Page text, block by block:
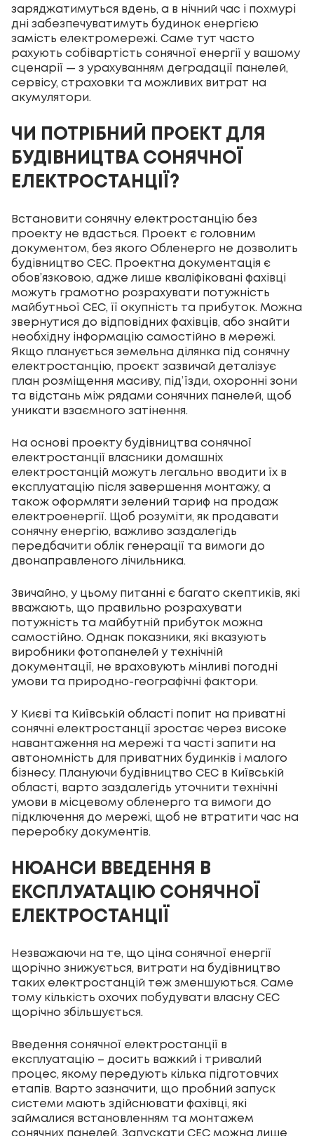
заряджатимуться вдень, а в нічний час і похмурі
дні забезпечуватимуть будинок енергією
замість електромережі. Саме тут часто
рахують собівартість сонячної енергії у вашому
сценарії — з урахуванням деградації панелей,
сервісу, страховки та можливих витрат на
акумулятори.
ЧИ ПОТРІБНИЙ ПРОЕКТ ДЛЯ
БУДІВНИЦТВА СОНЯЧНОЇ
ЕЛЕКТРОСТАНЦІЇ?
Встановити сонячну електростанцію без
проекту не вдасться. Проект є головним
документом, без якого Обленерго не дозволить
будівництво СЕС. Проектна документація є
обов’язковою, адже лише кваліфіковані фахівці
можуть грамотно розрахувати потужність
майбутньої СЕС, її окупність та прибуток. Можна
звернутися до відповідних фахівців, або знайти
необхідну інформацію самостійно в мережі.
Якщо планується земельна ділянка під сонячну
електростанцію, проєкт зазвичай деталізує
план розміщення масиву, під’їзди, охоронні зони
та відстань між рядами сонячних панелей, щоб
уникати взаємного затінення.
На основі проекту будівництва сонячної
електростанції власники домашніх
електростанцій можуть легально вводити їх в
експлуатацію після завершення монтажу, а
також оформляти зелений тариф на продаж
електроенергії. Щоб розуміти, як продавати
сонячну енергію, важливо заздалегідь
передбачити облік генерації та вимоги до
двонаправленого лічильника.
Звичайно, у цьому питанні є багато скептиків, які
вважають, що правильно розрахувати
потужність та майбутній прибуток можна
самостійно. Однак показники, які вказують
виробники фотопанелей у технічній
документації, не враховують мінливі погодні
умови та природно-географічні фактори.
У Києві та Київській області попит на приватні
сонячні електростанції зростає через високе
навантаження на мережі та часті запити на
автономність для приватних будинків і малого
бізнесу. Плануючи будівництво СЕС в Київській
області, варто заздалегідь уточнити технічні
умови в місцевому обленерго та вимоги до
підключення до мережі, щоб не втратити час на
переробку документів.
НЮАНСИ ВВЕДЕННЯ В
ЕКСПЛУАТАЦІЮ СОНЯЧНОЇ
ЕЛЕКТРОСТАНЦІЇ
Незважаючи на те, що ціна сонячної енергії
щорічно знижується, витрати на будівництво
таких електростанцій теж зменшуються. Саме
тому кількість охочих побудувати власну СЕС
щорічно збільшується.
Введення сонячної електростанції в
експлуатацію – досить важкий і тривалий
процес, якому передують кілька підготовчих
етапів. Варто зазначити, що пробний запуск
системи мають здійснювати фахівці, які
займалися встановленням та монтажем
сонячних панелей. Запускати СЕС можна лише